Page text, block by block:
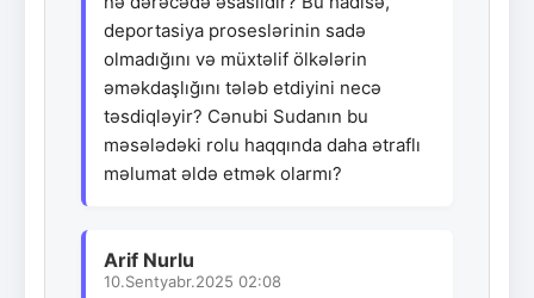
deportasiya proseslərinin sadə
olmadığını və müxtəlif ölkələrin
əməkdaşlığını tələb etdiyini necə
təsdiqləyir? Cənubi Sudanın bu
məsələdəki rolu haqqında daha ətraflı
məlumat əldə etmək olarmı?
Arif Nurlu
10.Sentyabr.2025 02:08